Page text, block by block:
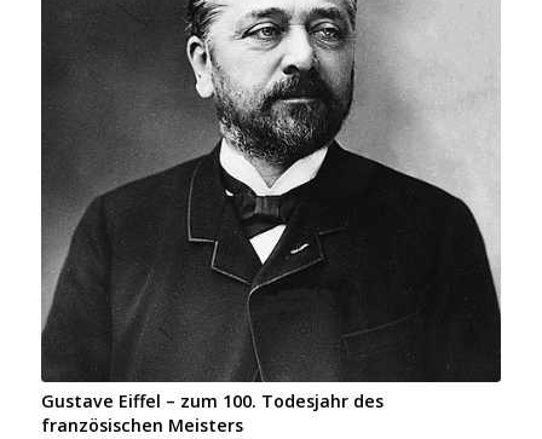
Gustave Eiffel – zum 100. Todesjahr des
französischen Meisters